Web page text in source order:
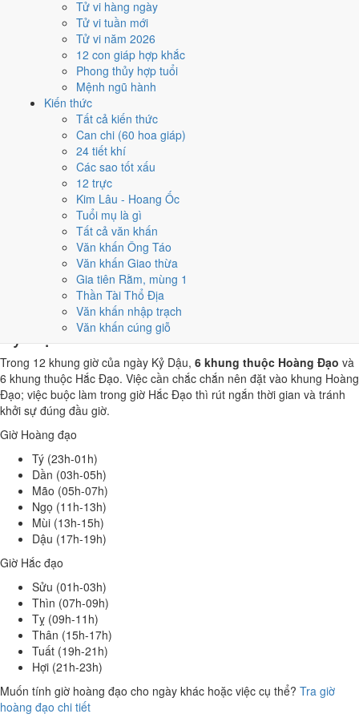
Tử vi hàng ngày
Tử vi tuần mới
Tử vi năm 2026
12 con giáp hợp khắc
Phong thủy hợp tuổi
Mệnh ngũ hành
Kiến thức
Tất cả kiến thức
Can chi (60 hoa giáp)
24 tiết khí
Các sao tốt xấu
12 trực
Kim Lâu - Hoang Ốc
Tuổi mụ là gì
Tất cả văn khấn
Văn khấn Ông Táo
Văn khấn Giao thừa
Gia tiên Rằm, mùng 1
Thần Tài Thổ Địa
Văn khấn nhập trạch
Văn khấn cúng giỗ
Dậu, nhờ người tuổi này thay mặt động thổ hoặc nhận lễ giúp
giảm phần xung của gia chủ. Cách chọn người mượn tuổi xem
hướng dẫn xem tuổi làm nhà
Các cách trên dựa trên quy tắc lịch pháp truyền thống, mang tính
tham khảo văn hóa - tín ngưỡng, không thay thế quyết định chuyên
môn của bạn.
Giờ hoàng đạo ngày 4/2/2026 là
những giờ nào?
Ngày Kỷ Dậu có6 giờ Hoàng Đạo
Mão (05h-07h), Ngọ (11h-13h), Mùi (13h-15h), Dậu (17h-19h)
Khung dễ sắp xếp nhất trong giờ hành chính là
khung Hắc Đạo nên né khi ký kết hoặc xuất hành.
6 8 9 10 11 12 13 14 15
Hoàng đạo (tốt) Hắc đạo (xấu) Giờ hiện tại
6 giờ Hoàng Đạo và 6 giờ Hắc Đạo ngày
Kỷ Dậu
Trong 12 khung giờ của ngày Kỷ Dậu, 6 khung thuộc Hoàng Đạo và
6 khung thuộc Hắc Đạo. Việc cần chắc chắn nên đặt vào khung Hoàng
Đạo; việc buộc làm trong giờ Hắc Đạo thì rút ngắn thời gian và tránh
khởi sự đúng đầu giờ.
Giờ Hoàng đạo
Tý (23h-01h)
Dần (03h-05h)
Mão (05h-07h)
Ngọ (11h-13h)
Mùi (13h-15h)
Dậu (17h-19h)
Giờ Hắc đạo
Sửu (01h-03h)
Thìn (07h-09h)
Tỵ (09h-11h)
Thân (15h-17h)
Tuất (19h-21h)
Hợi (21h-23h)
Muốn tính giờ hoàng đạo cho ngày khác hoặc việc cụ thể? Tra giờ
hoàng đạo chi tiết